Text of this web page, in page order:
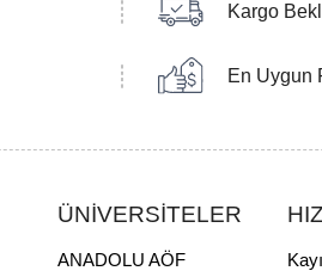
Kargo
En Uygun
ÜNİVERSİTELER
ANADOLU AÖF